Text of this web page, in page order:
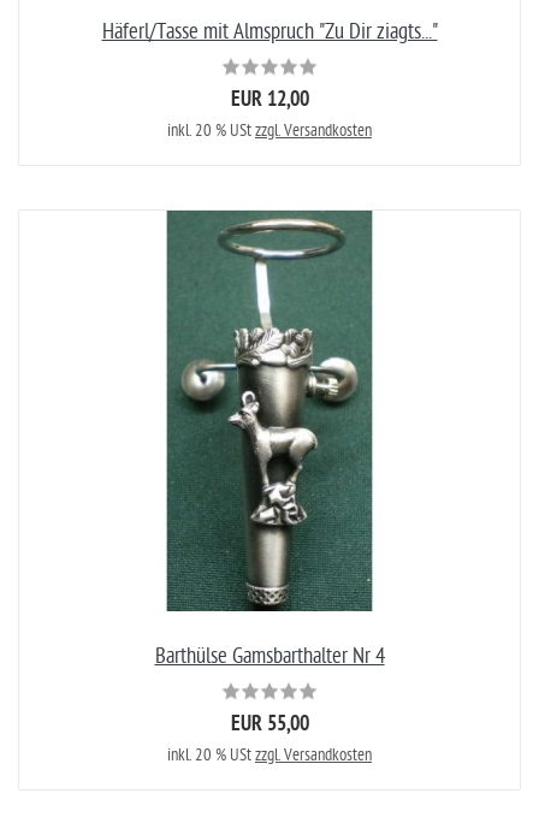
Häferl/Tasse mit Almspruch "Zu Dir ziagts..."
EUR 12,00
inkl. 20 % UStzzgl. Versandkosten
Barthülse Gamsbarthalter Nr 4
EUR 55,00
inkl. 20 % UStzzgl. Versandkosten